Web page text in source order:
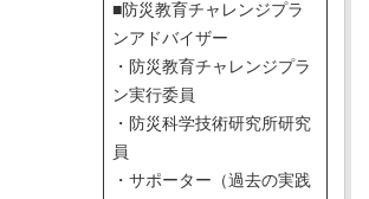
■防災教育チャレンジプラ
ンアドバイザー
・防災教育チャレンジプラ
ン実行委員
・防災科学技術研究所研究
員
・サポーター（過去の実践